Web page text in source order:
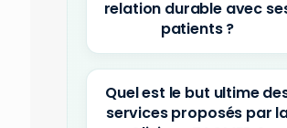
relation durable avec
patients ?
Quel est le but ultime
services proposés par